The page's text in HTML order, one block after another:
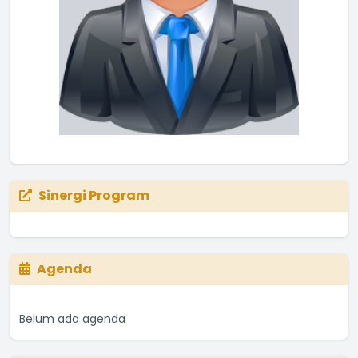
Sinergi Program
Agenda
Belum ada agenda